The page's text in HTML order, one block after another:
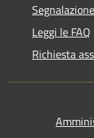
Leggi le FAQ
Richiesta